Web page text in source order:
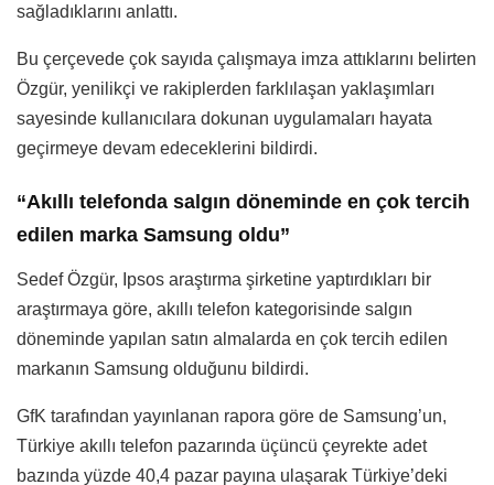
sağladıklarını anlattı.
Bu çerçevede çok sayıda çalışmaya imza attıklarını belirten
Özgür, yenilikçi ve rakiplerden farklılaşan yaklaşımları
sayesinde kullanıcılara dokunan uygulamaları hayata
geçirmeye devam edeceklerini bildirdi.
“Akıllı telefonda salgın döneminde en çok tercih
edilen marka Samsung oldu”
Sedef Özgür, Ipsos araştırma şirketine yaptırdıkları bir
araştırmaya göre, akıllı telefon kategorisinde salgın
döneminde yapılan satın almalarda en çok tercih edilen
markanın Samsung olduğunu bildirdi.
GfK tarafından yayınlanan rapora göre de Samsung’un,
Türkiye akıllı telefon pazarında üçüncü çeyrekte adet
bazında yüzde 40,4 pazar payına ulaşarak Türkiye’deki